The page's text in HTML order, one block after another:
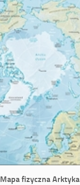
Mapa fizyczna Arktyka